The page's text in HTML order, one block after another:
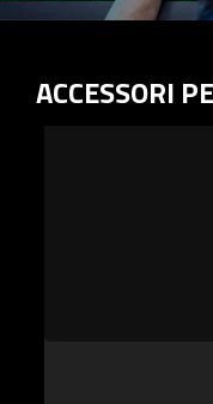
ACCESSORI